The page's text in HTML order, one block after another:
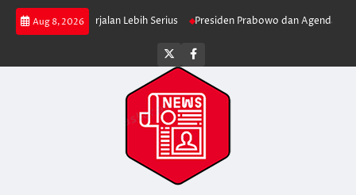
Skip
Aug 8, 2026
MBG Berjalan Lebih Serius Presiden Prabowo dan Agenda
Twitterfacebook